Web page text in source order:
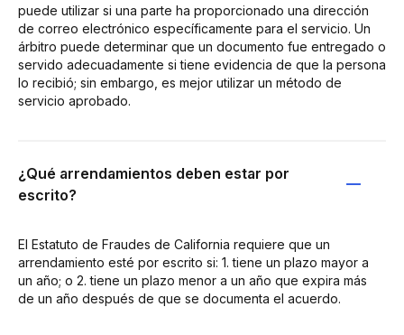
puede utilizar si una parte ha proporcionado una dirección
de correo electrónico específicamente para el servicio. Un
árbitro puede determinar que un documento fue entregado o
servido adecuadamente si tiene evidencia de que la persona
lo recibió; sin embargo, es mejor utilizar un método de
servicio aprobado.
¿Qué arrendamientos deben estar por
escrito?
El Estatuto de Fraudes de California requiere que un
arrendamiento esté por escrito si: 1. tiene un plazo mayor a
un año; o 2. tiene un plazo menor a un año que expira más
de un año después de que se documenta el acuerdo.